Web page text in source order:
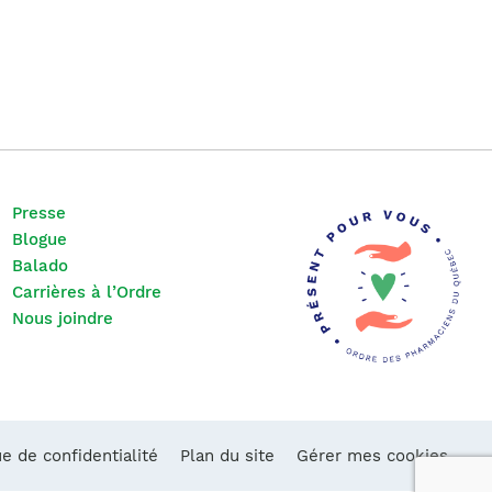
Presse
Blogue
Balado
Carrières à l’Ordre
Nous joindre
de confidentialité Plan du site Gérer mes cookies